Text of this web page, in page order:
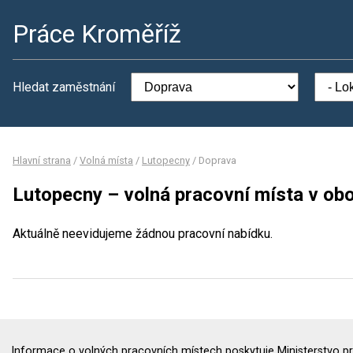
Práce Kroměříž
Hledat zaměstnání
Hlavní strana / Volná místa / Lutopecny / Doprava
Lutopecny – volná pracovní místa v
Aktuálně neevidujeme žádnou pracovní nabídku.